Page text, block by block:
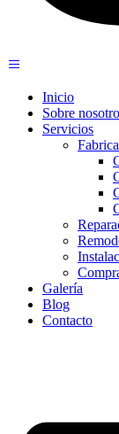
Inicio
Sobre
Servicios
Galería
Blog
Contacto